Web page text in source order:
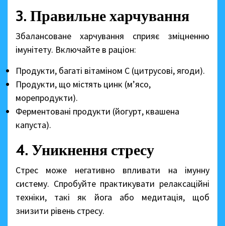
3. Правильне харчування
Збалансоване харчування сприяє зміцненню
імунітету. Включайте в раціон:
Продукти, багаті вітаміном C (цитрусові, ягоди).
Продукти, що містять цинк (м’ясо,
морепродукти).
Ферментовані продукти (йогурт, квашена
капуста).
4. Уникнення стресу
Стрес може негативно впливати на імунну
систему. Спробуйте практикувати релаксаційні
техніки, такі як йога або медитація, щоб
знизити рівень стресу.